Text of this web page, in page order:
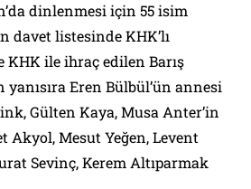
dinlenmesi için 55 isim
davet listesinde KHK’lı
ile ihraç edilen Barış
Eren Bülbül’ün annesi
Gülten Kaya, Musa Anter’in
Akyol, Mesut Yeğen, Levent
Sevinç, Kerem Altıparmak